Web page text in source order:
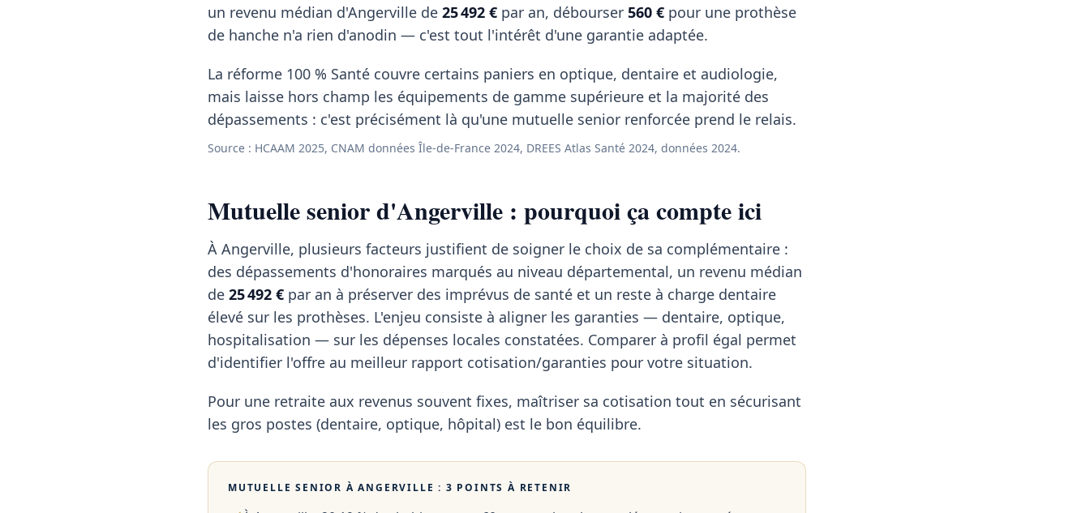
un revenu médian d'Angerville de 25 492 € par an, débourser 560 € pour une prothèse
de hanche n'a rien d'anodin — c'est tout l'intérêt d'une garantie adaptée.
La réforme 100 % Santé couvre certains paniers en optique, dentaire et audiologie,
mais laisse hors champ les équipements de gamme supérieure et la majorité des
dépassements : c'est précisément là qu'une mutuelle senior renforcée prend le relais.
Source : HCAAM 2025, CNAM données Île-de-France 2024, DREES Atlas Santé 2024, données 2024.
Mutuelle senior d'Angerville : pourquoi ça compte ici
À Angerville, plusieurs facteurs justifient de soigner le choix de sa complémentaire :
des dépassements d'honoraires marqués au niveau départemental, un revenu médian
de 25 492 € par an à préserver des imprévus de santé et un reste à charge dentaire
élevé sur les prothèses. L'enjeu consiste à aligner les garanties — dentaire, optique,
hospitalisation — sur les dépenses locales constatées. Comparer à profil égal permet
d'identifier l'offre au meilleur rapport cotisation/garanties pour votre situation.
Pour une retraite aux revenus souvent fixes, maîtriser sa cotisation tout en sécurisant
les gros postes (dentaire, optique, hôpital) est le bon équilibre.
MUTUELLE SENIOR ÀANGERVILLE : 3 POINTS À RETENIR